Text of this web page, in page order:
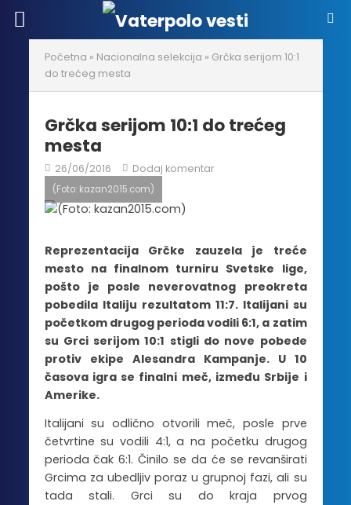
Početna » Nacionalna selekcija » Grčka serijom 10:1
do trećeg mesta
Grčka serijom 10:1 do trećeg
mesta
26/06/2016 Dodaj komentar
(Foto: kazan2015.com)
Reprezentacija Grčke zauzela je treće
mesto na finalnom turniru Svetske lige,
pošto je posle neverovatnog preokreta
pobedila Italiju rezultatom 11:7. Italijani su
početkom drugog perioda vodili 6:1, a zatim
su Grci serijom 10:1 stigli do nove pobede
protiv ekipe Alesandra Kampanje. U 10
časova igra se finalni meč, između Srbije i
Amerike.
Italijani su odlično otvorili meč, posle prve
četvrtine su vodili 4:1, a na početku drugog
perioda čak 6:1. Činilo se da će se revanširati
Grcima za ubedljiv poraz u grupnoj fazi, ali su
tada stali. Grci su do kraja prvog